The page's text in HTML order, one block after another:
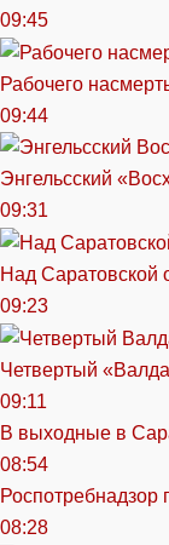
09:45
Рабочего
09:44
Энгельсский
09:31
Над Саратовской
09:23
Четвертый
09:11
В выходные в
08:54
Роспотребнадзор
08:28